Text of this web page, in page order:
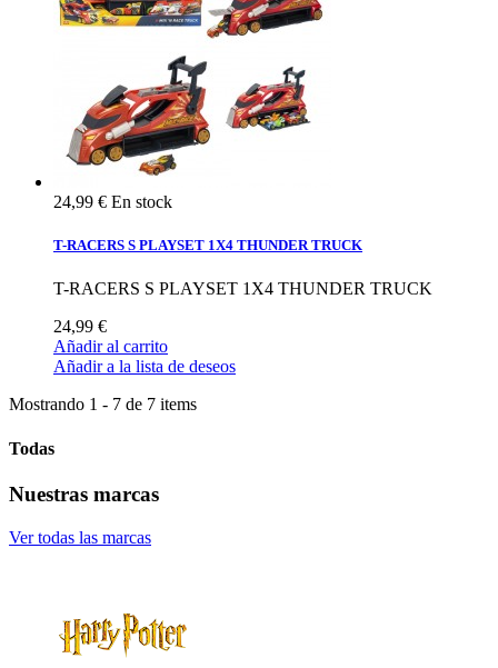
24,99 € En stock
T-RACERS S PLAYSET 1X4 THUNDER TRUCK
T-RACERS S PLAYSET 1X4 THUNDER TRUCK
24,99 €
Añadir al carrito
Añadir a la lista de deseos
Mostrando 1 - 7 de 7 items
Todas
Nuestras marcas
Ver todas las marcas